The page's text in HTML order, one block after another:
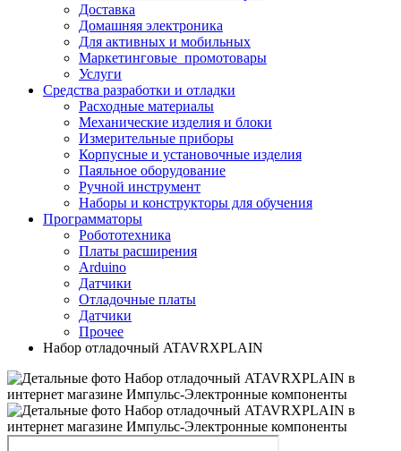
Доставка
Домашняя электроника
Для активных и мобильных
Маркетинговые_промотовары
Услуги
Средства разработки и отладки
Расходные материалы
Механические изделия и блоки
Измерительные приборы
Корпусные и установочные изделия
Паяльное оборудование
Ручной инструмент
Наборы и конструкторы для обучения
Программаторы
Робототехника
Платы расширения
Arduino
Датчики
Отладочные платы
Датчики
Прочее
Набор отладочный ATAVRXPLAIN